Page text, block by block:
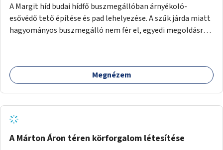
A Margit híd budai hídfő buszmegállóban árnyékoló-
esővédő tető építése és pad lehelyezése. A szűk járda miatt
hagyományos buszmegálló nem fér el, egyedi megoldásra
Megnézem
A Márton Áron téren körforgalom létesítése